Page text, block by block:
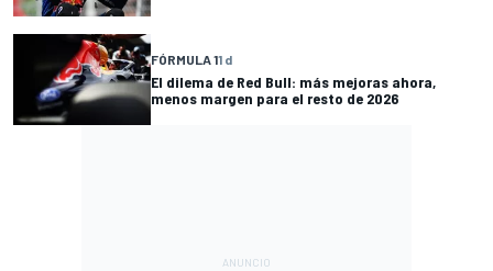
FÓRMULA 11 d
El dilema de Red Bull: más mejoras ahora,
menos margen para el resto de 2026